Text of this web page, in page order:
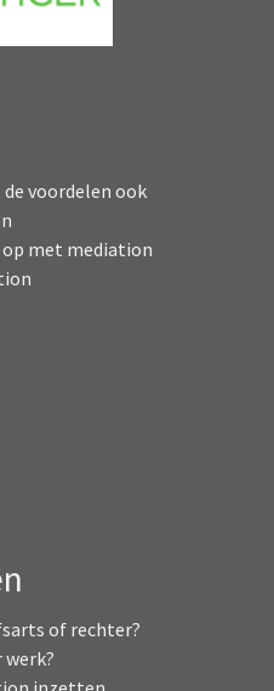
voordelen ook
met mediation
of rechter?
werk?